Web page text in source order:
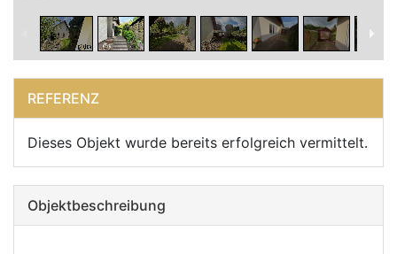
REFERENZ
Dieses Objekt wurde bereits erfolgreich vermittelt.
Objekt­beschreibung